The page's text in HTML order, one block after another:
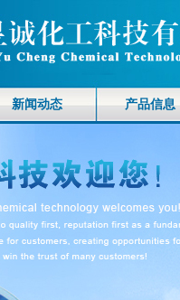
新闻动态 产品信息